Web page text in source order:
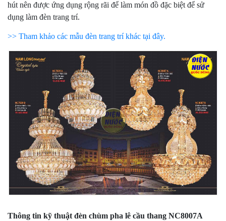
hút nên được ứng dụng rộng rãi để làm món đồ đặc biệt để sử
dụng làm đèn trang trí.
>> Tham khảo các mẫu đèn trang trí khác tại đây.
Thông tin kỹ thuật đèn chùm pha lê cầu thang NC8007A